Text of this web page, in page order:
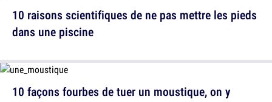
10 raisons scientifiques de ne pas mettre les pieds
dans une piscine
10 façons fourbes de tuer un moustique, on y